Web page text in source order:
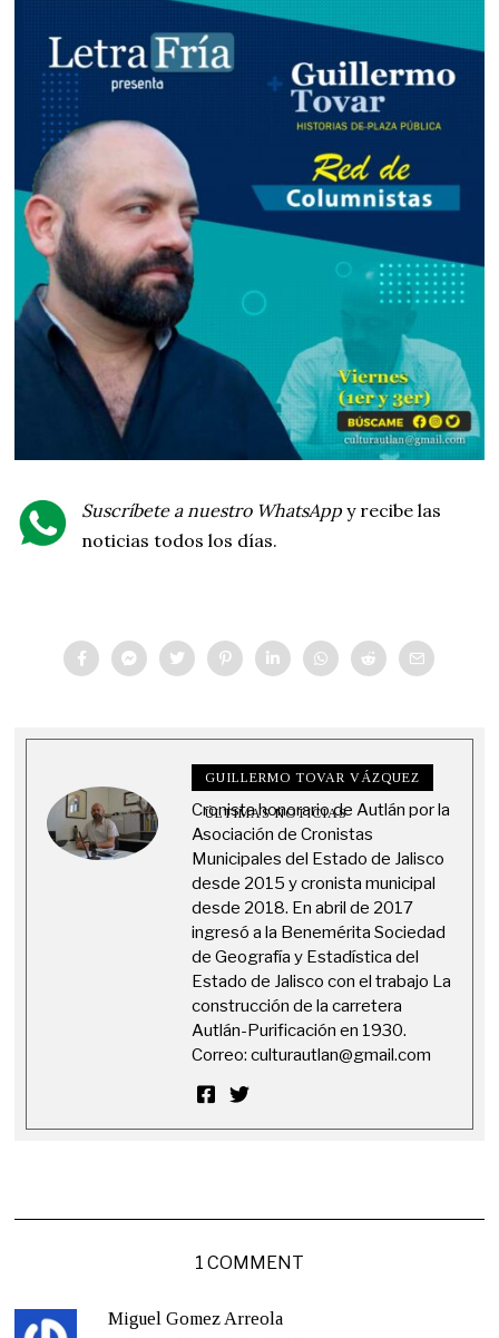
Suscríbete a nuestro WhatsApp y recibe las
noticias todos los días.
GUILLERMO TOVAR VÁZQUEZ
ÚLTIMAS NOTICIAS
Cronista honorario de Autlán por la
Asociación de Cronistas
Municipales del Estado de Jalisco
desde 2015 y cronista municipal
desde 2018. En abril de 2017
ingresó a la Benemérita Sociedad
de Geografía y Estadística del
Estado de Jalisco con el trabajo La
construcción de la carretera
Autlán-Purificación en 1930.
Correo:culturautlan@gmail.com
1 COMMENT
Miguel Gomez Arreola